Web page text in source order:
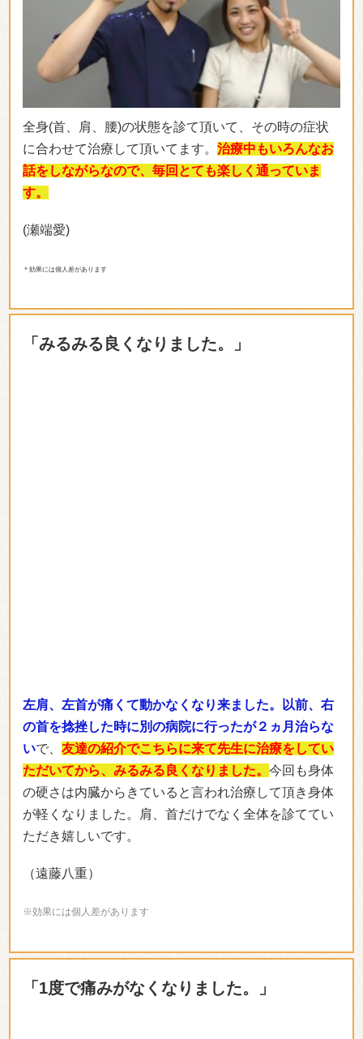
全身(首、肩、腰)の状態を診て頂いて、その時の症状
に合わせて治療して頂いてます。 治療中もいろんなお
話をしながらなので、毎回とても楽しく通っていま
す。
(瀬端愛)
＊効果には個人差があります
「みるみる良くなりました。」
左肩、左首が痛くて動かなくなり来ました。以前、右
の首を捻挫した時に別の病院に行ったが２ヵ月治らな
いで、 友達の紹介でこちらに来て先生に治療をしてい
ただいてから、みるみる良くなりました。 今回も身体
の硬さは内臓からきていると言われ治療して頂き身体
が軽くなりました。肩、首だけでなく全体を診ててい
ただき嬉しいです。
（遠藤八重）
※効果には個人差があります
「1度で痛みがなくなりました。」